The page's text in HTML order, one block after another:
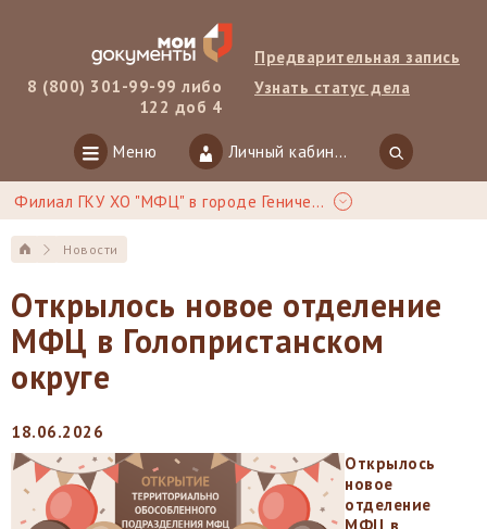
8 (800) 301-99-99 либо
122 доб 4
Предварительная запись
Узнать статус дела
Меню Личный кабинет
Филиал ГКУ ХО "МФЦ" в городе Геническ
Новости
Открылось новое отделение
МФЦ в Голопристанском
округе
18.06.2026
Открылось
новое
отделение